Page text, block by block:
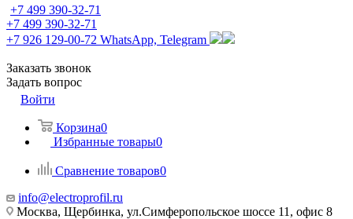
+7 499 390-32-71
+7 499 390-32-71
+7 926 129-00-72 WhatsApp, Telegram
Заказать звонок
Задать вопрос
Войти
Корзина0
Избранные товары0
Сравнение товаров0
info@electroprofil.ru
Москва, Щербинка, ул.Симферопольское шоссе 11, офис 8